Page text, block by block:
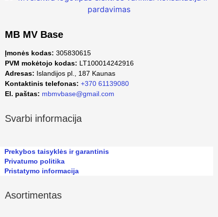
MB MV Base
Įmonės kodas: 305830615
PVM mokėtojo kodas: LT100014242916
Adresas: Islandijos pl., 187 Kaunas
Kontaktinis telefonas: +370 61139080
El. paštas: mbmvbase@gmail.com
Svarbi informacija
Prekybos taisyklės ir garantinis
Privatumo politika
Pristatymo informacija
Asortimentas